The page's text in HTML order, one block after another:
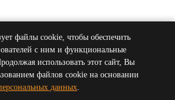
файлы cookie, чтобы обеспечить
с ним и функциональные
использовать этот сайт, Вы
файлов cookie на основании
данных.